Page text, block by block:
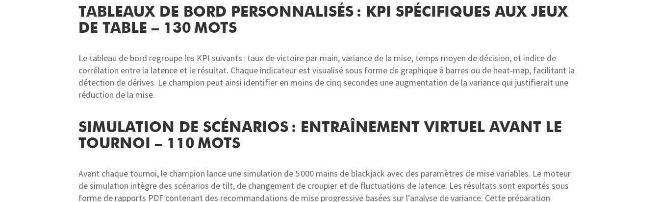
TABLEAUX DE BORD PERSONNALISÉS : KPI SPÉCIFIQUES AUX JEUX
DE TABLE – 130 MOTS
Le tableau de bord regroupe les KPI suivants : taux de victoire par main, variance de la mise, temps moyen de décision, et indice de
corrélation entre la latence et le résultat. Chaque indicateur est visualisé sous forme de graphique à barres ou de heat‑map, facilitant la
détection de dérives. Le champion peut ainsi identifier en moins de cinq secondes une augmentation de la variance qui justifierait une
réduction de la mise.
SIMULATION DE SCÉNARIOS : ENTRAÎNEMENT VIRTUEL AVANT LE
TOURNOI – 110 MOTS
Avant chaque tournoi, le champion lance une simulation de 5 000 mains de blackjack avec des paramètres de mise variables. Le moteur
de simulation intègre des scénarios de tilt, de changement de croupier et de fluctuations de latence. Les résultats sont exportés sous
forme de rapports PDF contenant des recommandations de mise progressive basées sur l’analyse de variance. Cette préparation